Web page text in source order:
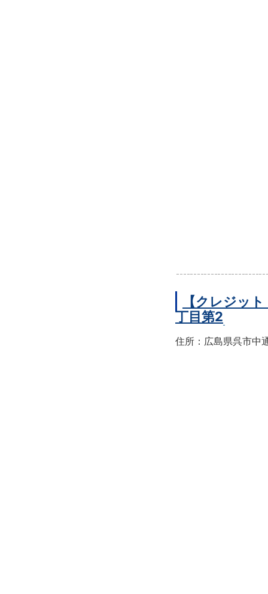
【クレジッ
丁目第2
住所：広島県呉市中